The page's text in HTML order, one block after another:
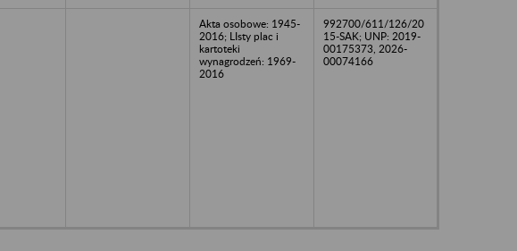
Akta osobowe: 1945-
2016; LIsty plac i
kartoteki
wynagrodzeń: 1969-
2016
992700/611/126/20
15-SAK; UNP: 2019-
00175373, 2026-
00074166